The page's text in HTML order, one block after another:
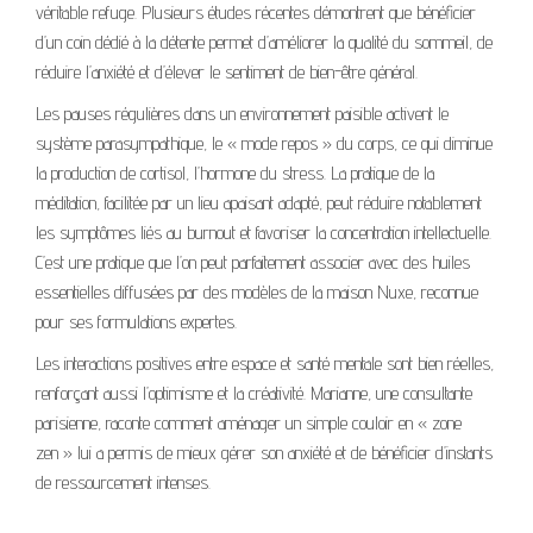
véritable refuge. Plusieurs études récentes démontrent que bénéficier
d’un coin dédié à la détente permet d’améliorer la qualité du sommeil, de
réduire l’anxiété et d’élever le sentiment de bien-être général.
Les pauses régulières dans un environnement paisible activent le
système parasympathique, le « mode repos » du corps, ce qui diminue
la production de cortisol, l’hormone du stress. La pratique de la
méditation, facilitée par un lieu apaisant adapté, peut réduire notablement
les symptômes liés au burnout et favoriser la concentration intellectuelle.
C’est une pratique que l’on peut parfaitement associer avec des huiles
essentielles diffusées par des modèles de la maison Nuxe, reconnue
pour ses formulations expertes.
Les interactions positives entre espace et santé mentale sont bien réelles,
renforçant aussi l’optimisme et la créativité. Marianne, une consultante
parisienne, raconte comment aménager un simple couloir en « zone
zen » lui a permis de mieux gérer son anxiété et de bénéficier d’instants
de ressourcement intenses.